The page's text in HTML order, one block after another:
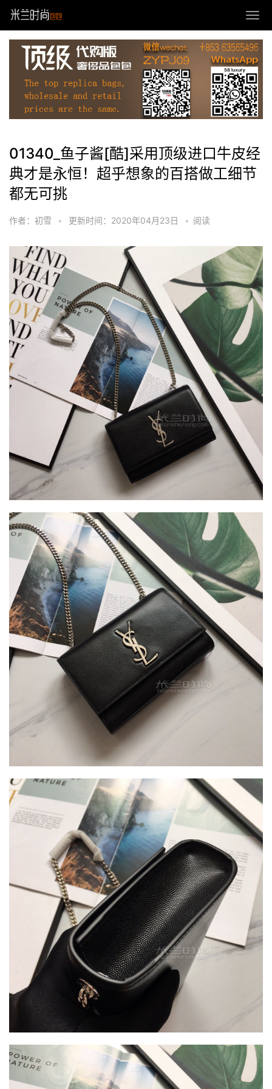
01340_鱼子酱[酷]采用顶级进口牛皮经
典才是永恒！超乎想象的百搭做工细节
都无可挑
作者：初雪 • 更新时间：2020年04月23日 • 阅读